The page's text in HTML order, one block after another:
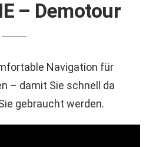
– Demotour
Navigation für
– damit Sie schnell da
gebraucht werden.